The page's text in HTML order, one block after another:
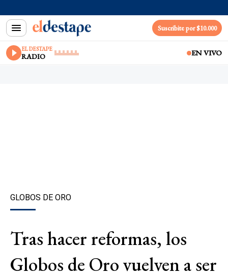
Suscribite por $10.000
EL DESTAPE
RADIO EN VIVO
GLOBOS DE ORO
Tras hacer reformas, los
Globos de Oro vuelven a ser